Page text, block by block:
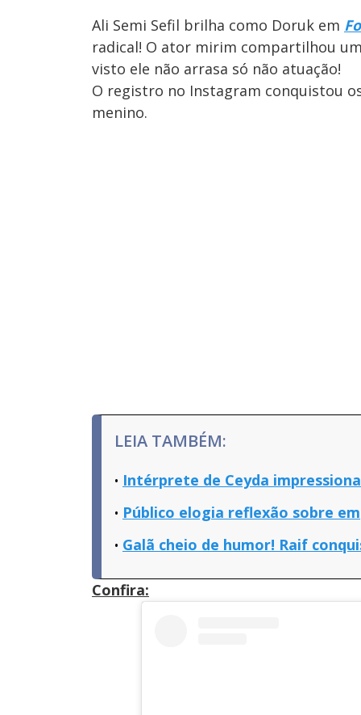
Ali Semi Sefil brilha como Doruk em
radical! O ator mirim compartilhou
visto ele não arrasa só não atuação!
O registro no Instagram conquistou
menino.
LEIA TAMBÉM:
Intérprete de Ceyda
Público elogia reflexão sobre
Galã cheio de humor! Raif
Confira: